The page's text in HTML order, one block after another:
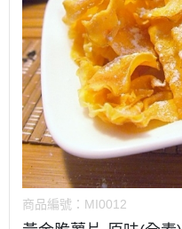
商品編號： MI0012